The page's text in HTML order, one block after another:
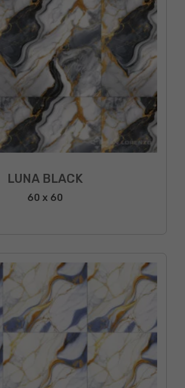
LUNA BLACK
60 x 60